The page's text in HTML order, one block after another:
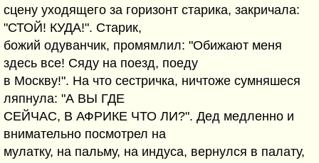
сцену уходящего за горизонт старика, закричала:
"СТОЙ! КУДА!". Старик,
божий одуванчик, промямлил: "Обижают меня
здесь все! Сяду на поезд, поеду
в Москву!". На что сестричка, ничтоже сумняшеся
ляпнула: "А ВЫ ГДЕ
СЕЙЧАС, В АФРИКЕ ЧТО ЛИ?". Дед медленно и
внимательно посмотрел на
мулатку, на пальму, на индуса, вернулся в палату,